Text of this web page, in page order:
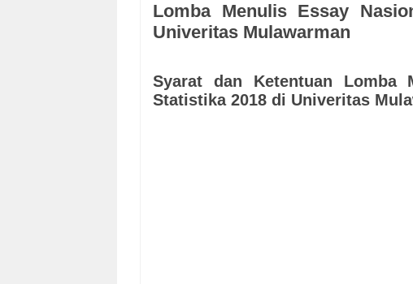
Lomba Menulis Essay
Univeritas Mulawarman
Syarat dan Ketentuan Lomba
Statistika 2018 di Univeritas